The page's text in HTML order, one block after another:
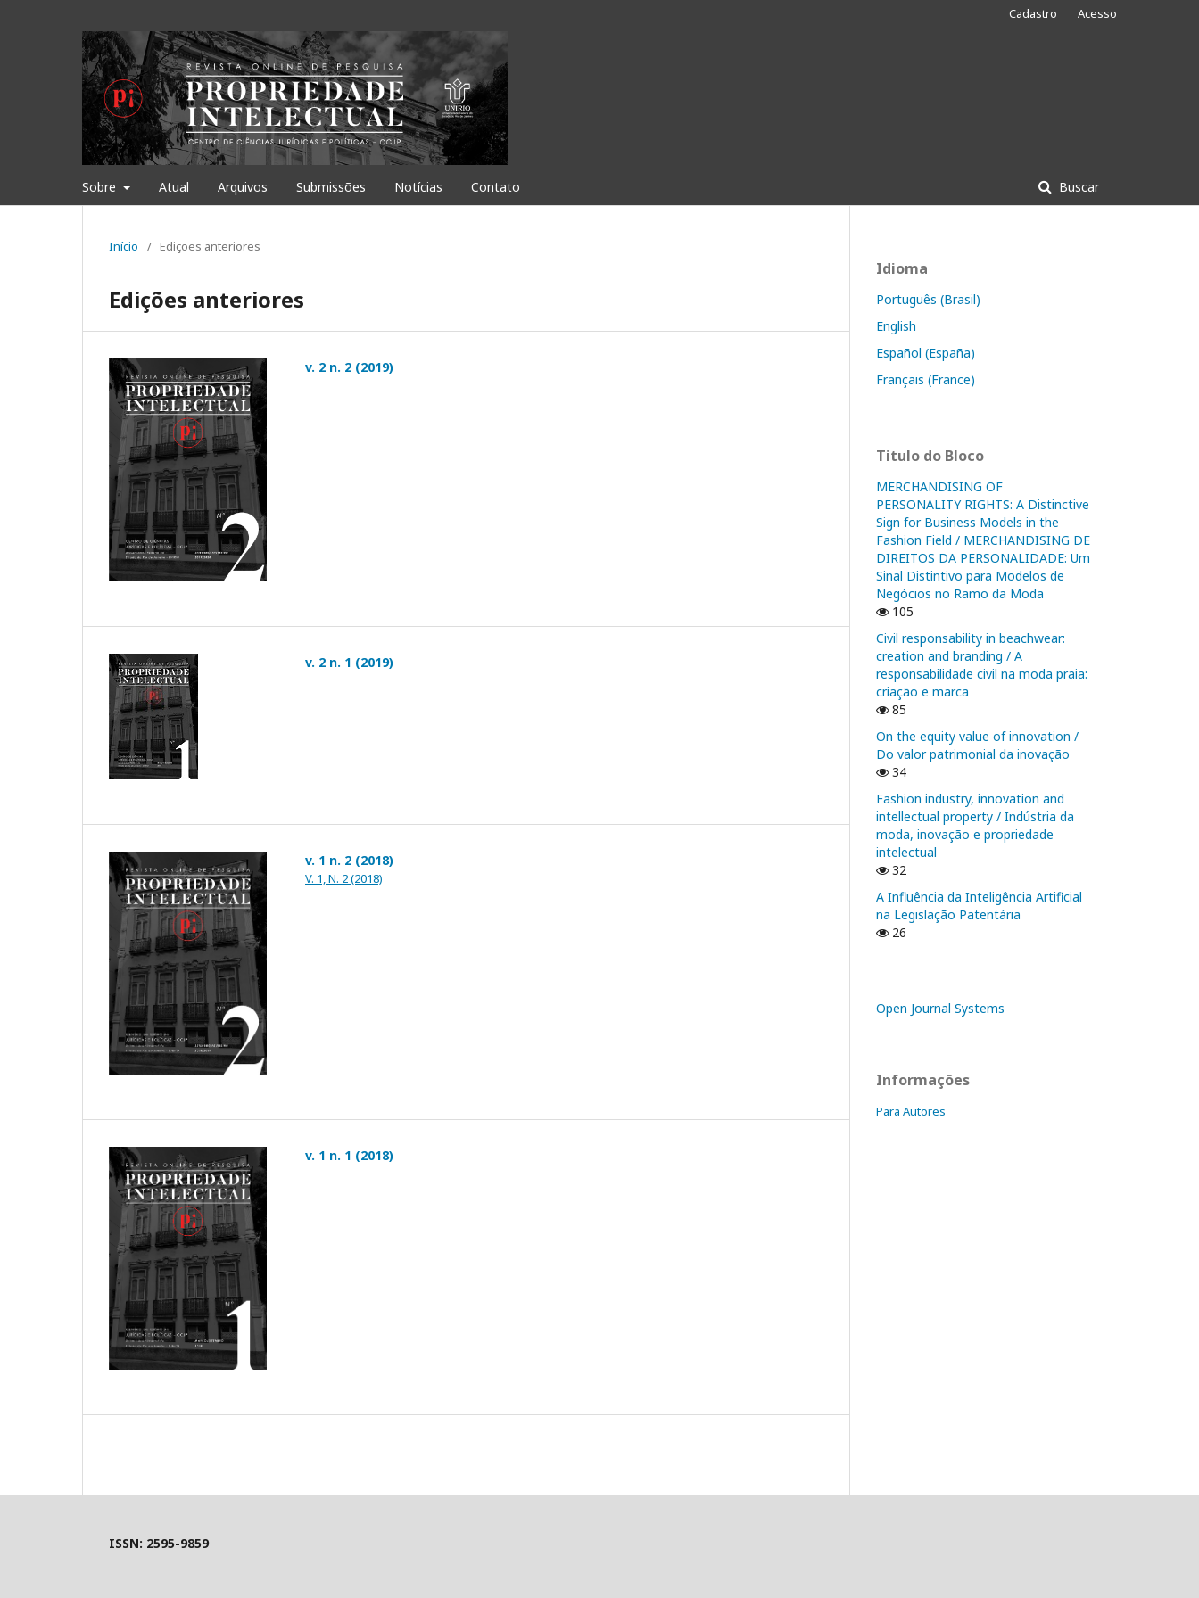
Sobre Atual Arquivos Submissões Notícias Contato Buscar
Cadastro Acesso
Início / Edições anteriores
Edições anteriores
v. 2 n. 2 (2019)
v. 2 n. 1 (2019)
v. 1 n. 2 (2018)
V. 1, N. 2 (2018)
v. 1 n. 1 (2018)
Idioma
Português (Brasil)
English
Español (España)
Français (France)
Titulo do Bloco
MERCHANDISING OF
PERSONALITY RIGHTS: A Distinctive
Sign for Business Models in the
Fashion Field / MERCHANDISING DE
DIREITOS DA PERSONALIDADE: Um
Sinal Distintivo para Modelos de
Negócios no Ramo da Moda
105
Civil responsability in beachwear:
creation and branding / A
responsabilidade civil na moda praia:
criação e marca
85
On the equity value of innovation /
Do valor patrimonial da inovação
34
Fashion industry, innovation and
intellectual property / Indústria da
moda, inovação e propriedade
intelectual
32
A Influência da Inteligência Artificial
na Legislação Patentária
26
Open Journal Systems
Informações
Para Autores
ISSN: 2595-9859